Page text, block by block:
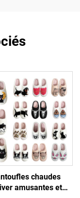
chaudes
amusantes et